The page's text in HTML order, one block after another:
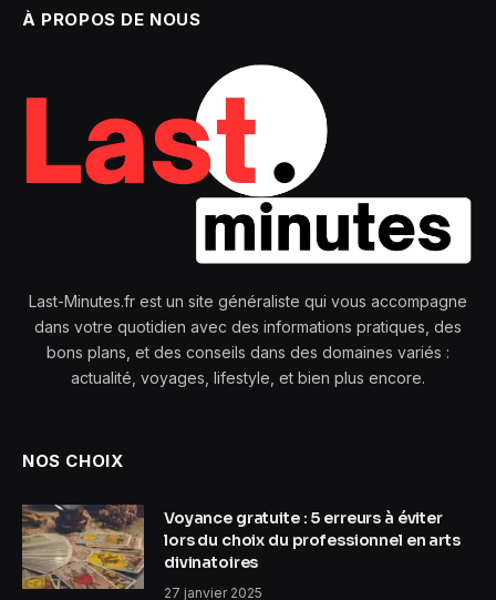
À PROPOS DE NOUS
Last-Minutes.fr est un site généraliste qui vous accompagne
dans votre quotidien avec des informations pratiques, des
bons plans, et des conseils dans des domaines variés :
actualité, voyages, lifestyle, et bien plus encore.
NOS CHOIX
Voyance gratuite : 5 erreurs à éviter
lors du choix du professionnel en arts
divinatoires
27 janvier 2025